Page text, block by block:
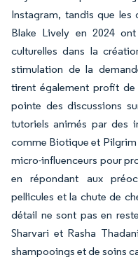
Instagram, tandis que
Blake Lively en 2024
culturelles dans la
stimulation de la
tirent également profit
pointe des discussions
tutoriels animés par des
comme Biotique et Pilgrim
micro-influenceurs pour
en répondant aux
pellicules et la chute de
détail ne sont pas en
Sharvari et Rasha
shampooings et de soins